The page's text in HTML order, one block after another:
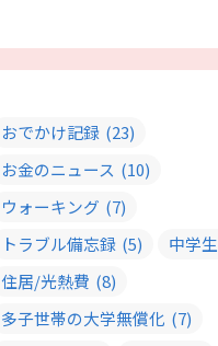
おでかけ記録 (23)
お金のニュース (10)
ウォーキング (7)
トラブル備忘録 (5) 中学生
住居/光熱費 (8)
多子世帯の大学無償化 (7)